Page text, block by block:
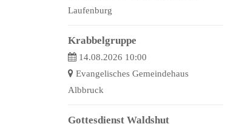
Laufenburg
Krabbelgruppe
14.08.2026 10:00
Evangelisches Gemeindehaus
Albbruck
Gottesdienst Waldshut